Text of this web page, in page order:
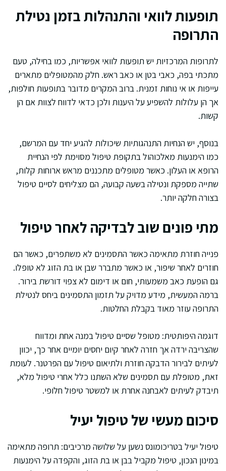
תופעות לוואי והתנהלות בזמן נטילת
התרופה
לתרופות המרכזיות יש תופעות לוואי אפשריות, כמו בחילה, טעם
מתכתי בפה, כאבי בטן או כאב ראש. חלק מהמטופלים מתארים
עייפות או אי נוחות זמנית. ברוב המקרים מדובר בתופעות חולפות,
אך הן עלולות להשפיע על היענות ולכן כדאי לדווח לצוות אם הן
קשות.
בנוסף, יש הנחיות התנהגותיות שיכולות להגיע יחד עם המרשם,
כמו הימנעות מאלכוהול בתקופת טיפול מסוימת לפי הנחיית
הרופא או העלון. כאשר מטופלים מתכננים מראש ארוחות קלות,
שתייה מספקת ונטילה בשעה קבועה, הם מצליחים לסיים טיפול
בצורה חלקה יותר.
מתי פונים שוב לבדיקה לאחר טיפול
פנייה חוזרת מתאימה כאשר התסמינים לא משתפרים, כאשר הם
חוזרים לאחר שיפור, או כאשר מתברר שבן או בת הזוג לא טופלו.
גם הופעת כאב משמעותי, חום או דימום לא צפוי דורשת בירור.
ברמה המעשית, מידע מדויק על תזמון התסמינים ביחס לנטילת
התרופה עוזר מאוד בקבלת החלטות.
דוגמה היפותטית: מטופל שסיים טיפול במנה אחת ומדווח
שהצריבה ירדה אך חזרה לאחר קיום יחסים יומיים אחר כך, יכוון
לעיתים לבירור הדבקה חוזרת ולתיאום טיפול עם הפרטנר. לעומת
זאת, מטופלת עם תסמינים שלא השתנו כלל אחרי טיפול מלא,
תיבדק לעיתים לאבחנה אחרת או למשטר טיפול חלופי.
סיכום מעשי של טיפול יעיל
טיפול יעיל בטריכומונס נשען על שלושה מרכיבים: תרופה מתאימה
במינון הנכון, טיפול מקביל בבן או בת הזוג, והקפדה על הימנעות